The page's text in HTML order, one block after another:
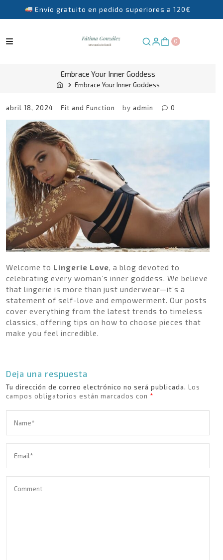
Envío gratuito en pedido superiores a 120€
content
0
Embrace Your Inner Goddess
Embrace Your Inner Goddess
abril 18, 2024 Fit and Function by admin 0
Welcome to Lingerie Love, a blog devoted to
celebrating every woman’s inner goddess. We believe
that lingerie is more than just underwear—it’s a
statement of self-love and empowerment. Our posts
cover everything from the latest trends to timeless
classics, offering tips on how to choose pieces that
make you feel incredible.
Deja una respuesta
Tu dirección de correo electrónico no será publicada. Los
campos obligatorios están marcados con *
Suscríbete a nuestra Newsletter y recibe:
5€ de descuento en tu primer pedido
Novedades exclusivas
Acceso anticipado a nuevas colecciones
Introduce tu correo electrónico y recibe tu
Al suscribirte aceptas nuestra política de
privacidad y aspectos legales de nuestro sitio